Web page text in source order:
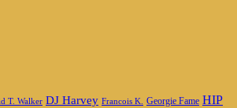
T. Walker DJ Harvey Francois K. Georgie Fame HIP